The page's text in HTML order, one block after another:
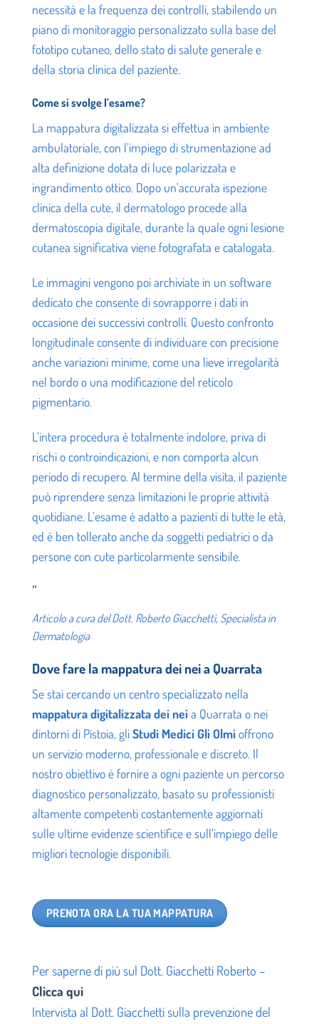
necessità e la frequenza dei controlli, stabilendo un
piano di monitoraggio personalizzato sulla base del
fototipo cutaneo, dello stato di salute generale e
della storia clinica del paziente.
Come si svolge l’esame?
La mappatura digitalizzata si effettua in ambiente
ambulatoriale, con l’impiego di strumentazione ad
alta definizione dotata di luce polarizzata e
ingrandimento ottico. Dopo un’accurata ispezione
clinica della cute, il dermatologo procede alla
dermatoscopia digitale, durante la quale ogni lesione
cutanea significativa viene fotografata e catalogata.
Le immagini vengono poi archiviate in un software
dedicato che consente di sovrapporre i dati in
occasione dei successivi controlli. Questo confronto
longitudinale consente di individuare con precisione
anche variazioni minime, come una lieve irregolarità
nel bordo o una modificazione del reticolo
pigmentario.
L’intera procedura è totalmente indolore, priva di
rischi o controindicazioni, e non comporta alcun
periodo di recupero. Al termine della visita, il paziente
può riprendere senza limitazioni le proprie attività
quotidiane. L’esame è adatto a pazienti di tutte le età,
ed è ben tollerato anche da soggetti pediatrici o da
persone con cute particolarmente sensibile.
”
Articolo a cura del Dott. Roberto Giacchetti, Specialista in
Dermatologia
Dove fare la mappatura dei nei a Quarrata
Se stai cercando un centro specializzato nella
mappatura digitalizzata dei neia Quarrata o nei
dintorni di Pistoia, gliStudi Medici Gli Olmioffrono
un servizio moderno, professionale e discreto. Il
nostro obiettivo è fornire a ogni paziente un percorso
diagnostico personalizzato, basato su professionisti
altamente competenti costantemente aggiornati
sulle ultime evidenze scientifice e sull’impiego delle
migliori tecnologie disponibili.
PRENOTA ORA LA TUA MAPPATURA
Per saperne di più sul Dott. Giacchetti Roberto –
Clicca qui
Intervista al Dott. Giacchetti sulla prevenzione del